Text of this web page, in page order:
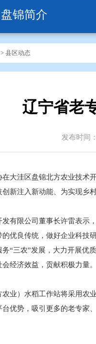
盘锦简介
> 县区动态
辽宁省老
发布时间
洼区盘锦北方农业技术开
新注入新动能、为实现乡
限公司董事长许雷表示，
优良传统，做好企业科技
“三农”发展，大力开展优
经济效益，贡献积极力量
）水稻工作站将采用农业
优势，吸引更多的老专家